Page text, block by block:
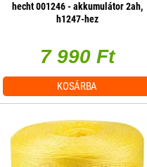
hecht 001246 - akkumulátor 2ah,
h1247-hez
7 990 Ft
KOSÁRBA